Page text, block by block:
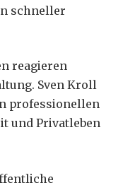
schneller
reagieren
Sven Kroll
professionellen
und Privatleben